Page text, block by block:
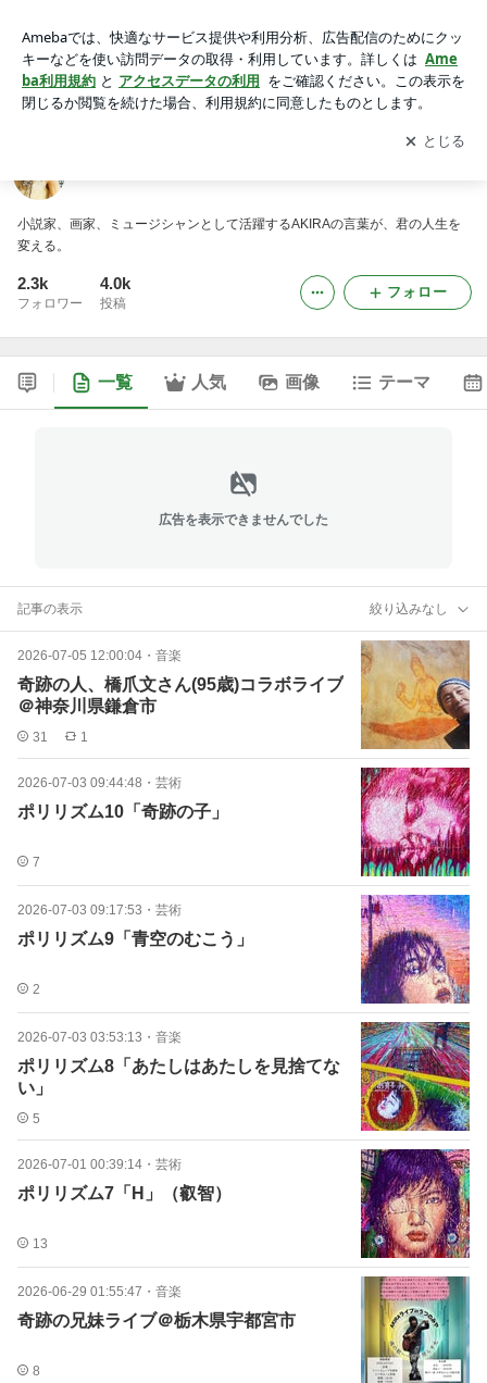
アプリをダウンロードして ブログの更新通知
を受け取りまし
ょう。
開く
小説家、画家、ミュージシャンとして活躍するAKIRAの言葉が、君の人生を
変える。
2.3k
フォロワー
4.0k
投稿
フォロー
一覧 人気 画像 テーマ
広告を表示できませんでした
記事の表示 絞り込みなし
2026-07-05 12:00:04 ・ 音楽
奇跡の人、橋爪文さん(95歳)コラボライブ
＠神奈川県鎌倉市
31 1
2026-07-03 09:44:48 ・ 芸術
ポリリズム10「奇跡の子」
7
2026-07-03 09:17:53 ・ 芸術
ポリリズム9「青空のむこう」
2
2026-07-03 03:53:13 ・ 音楽
ポリリズム8「あたしはあたしを見捨てな
い」
5
2026-07-01 00:39:14 ・ 芸術
ポリリズム7「H」（叡智）
13
2026-06-29 01:55:47 ・ 音楽
奇跡の兄妹ライブ＠栃木県宇都宮市
8